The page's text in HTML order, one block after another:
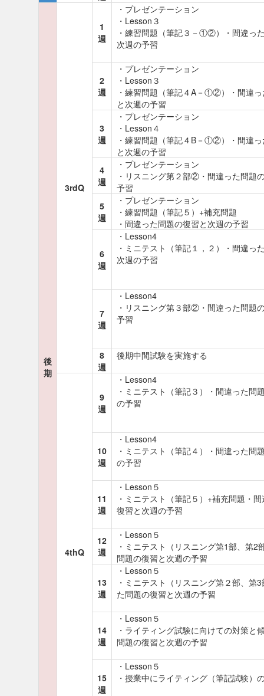
後
期
3rdQ
1
週
・プレゼンテーション
・Lesson３
・練習問題（筆記３－①②）・間違っ
次週の予習
2
週
・プレゼンテーション
・Lesson３
・練習問題（筆記４A－①②）・間違
と次週の予習
3
週
・プレゼンテーション
・Lesson４
・練習問題（筆記４B－①②）・間違
と次週の予習
4
週
・プレゼンテーション
・リスニング第２部②・間違った問題
予習
5
週
・プレゼンテーション
・練習問題（筆記５）+補充問題
・間違った問題の復習と次週の予習
6
週
・Lesson4
・ミニテスト（筆記１，２）・間違っ
次週の予習
7
週
・Lesson4
・リスニング第３部②・間違った問題
予習
8
週
後期中間試験を実施する
4thQ
9
週
・Lesson4
・ミニテスト（筆記３）・間違った問
の予習
10
週
・Lesson4
・ミニテスト（筆記４）・間違った問
の予習
11
週
・Lesson５
・ミニテスト（筆記５）+補充問題・
復習と次週の予習
12
週
・Lesson５
・ミニテスト（リスニング第1部、第2
問題の復習と次週の予習
13
週
・Lesson５
・ミニテスト（リスニング第２部、第
た問題の復習と次週の予習
14
週
・Lesson５
・ライティング試験に向けての対策と
問題の復習と次週の予習
15
週
・Lesson５
・授業中にライティング（筆記試験）